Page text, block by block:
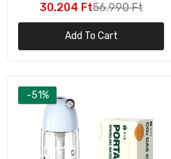
30.204 Ft56.990 Ft
Add To Cart
-51%